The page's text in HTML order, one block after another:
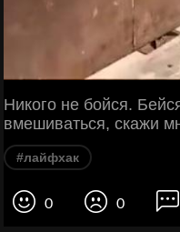
Никого не бойся.
вмешиваться, скажи
#лайфхак
0 0